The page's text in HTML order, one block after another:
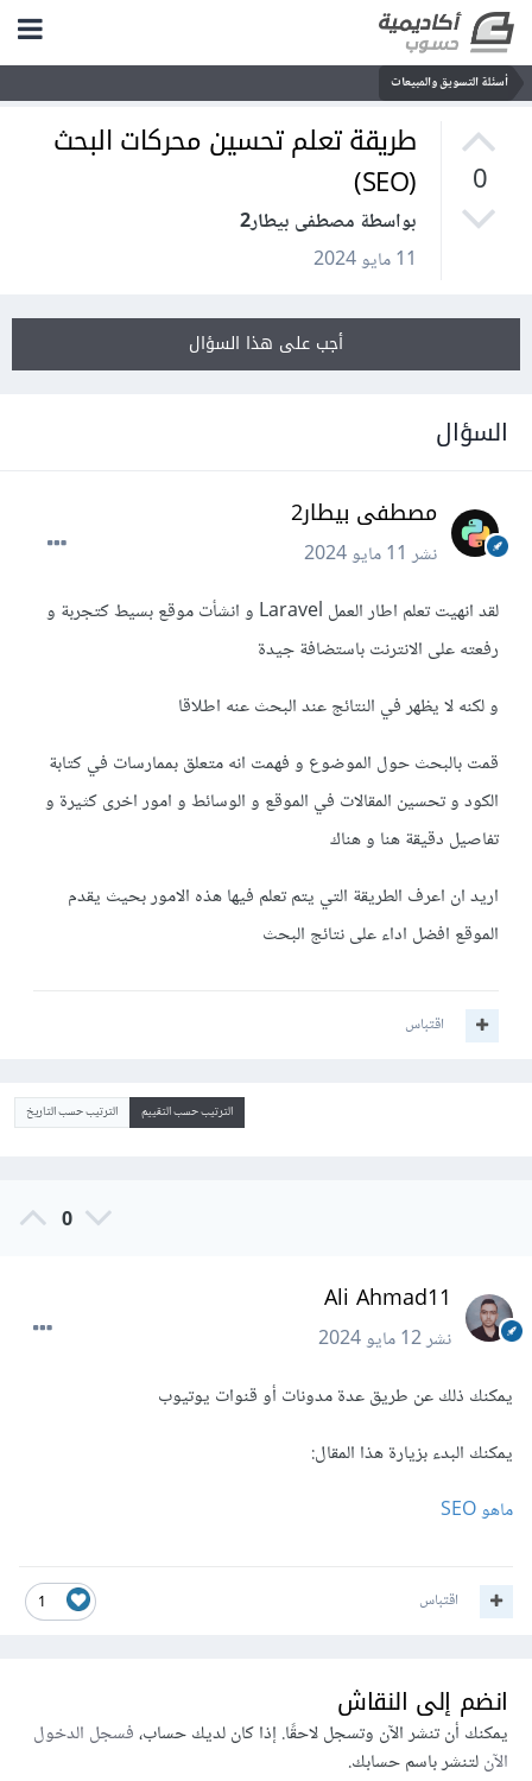
أسئلة التسويق والمبيعات
0
طريقة تعلم تحسين محركات البحث
(SEO)
بواسطة مصطفى بيطار2
11 مايو 2024
أجب على هذا السؤال
السؤال
مصطفى بيطار2
نشر11 مايو 2024
لقد انهيت تعلم اطار العمل Laravel و انشأت موقع بسيط كتجربة و
رفعته على الانترنت باستضافة جيدة
و لكنه لا يظهر في النتائج عند البحث عنه اطلاقا
قمت بالبحث حول الموضوع و فهمت انه متعلق بممارسات في كتابة
الكود و تحسين المقالات في الموقع و الوسائط و امور اخرى كثيرة و
تفاصيل دقيقة هنا و هناك
اريد ان اعرف الطريقة التي يتم تعلم فيها هذه الامور بحيث يقدم
الموقع افضل اداء على نتائج البحث
اقتباس
الترتيب حسب التقييم الترتيب حسب التاريخ
0
Ali Ahmad11
نشر12 مايو 2024
يمكنك ذلك عن طريق عدة مدونات أو قنوات يوتيوب
يمكنك البدء بزيارة هذا المقال:
ماهو SEO
1 اقتباس
انضم إلى النقاش
يمكنك أن تنشر الآن وتسجل لاحقًا. إذا كان لديك حساب،فسجل الدخول
الآنلتنشر باسم حسابك.